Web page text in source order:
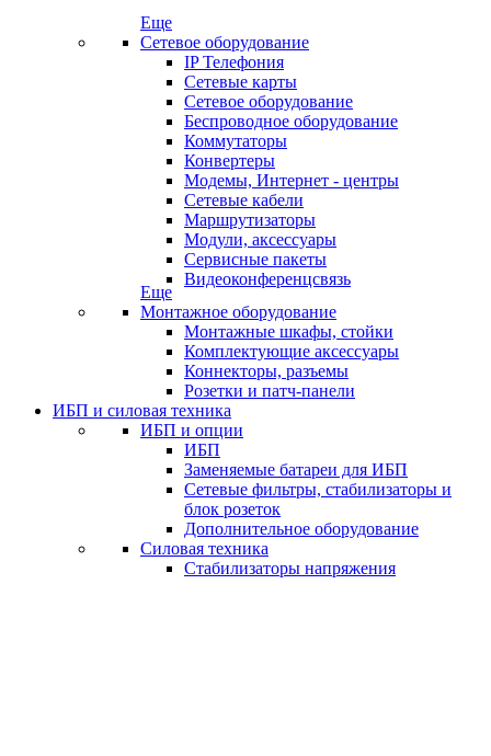
Еще
Сетевое оборудование
IP Телефония
Сетевые карты
Сетевое оборудование
Беспроводное оборудование
Коммутаторы
Конвертеры
Модемы, Интернет - центры
Сетевые кабели
Маршрутизаторы
Модули, аксессуары
Сервисные пакеты
Видеоконференцсвязь
Еще
Монтажное оборудование
Монтажные шкафы, стойки
Комплектующие аксессуары
Коннекторы, разъемы
Розетки и патч-панели
ИБП и силовая техника
ИБП и опции
ИБП
Заменяемые батареи для ИБП
Сетевые фильтры, стабилизаторы и
блок розеток
Дополнительное оборудование
Силовая техника
Стабилизаторы напряжения